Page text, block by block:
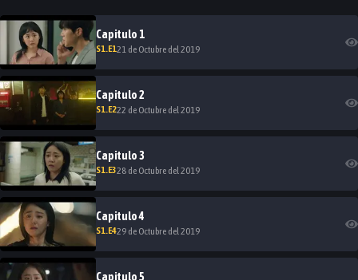
Capitulo 1
S1.E121 de Octubre del 2019
Capitulo2
S1.E222 de Octubre del 2019
Capitulo3
S1.E328 de Octubre del 2019
Capitulo4
S1.E429 de Octubre del 2019
Capitulo5